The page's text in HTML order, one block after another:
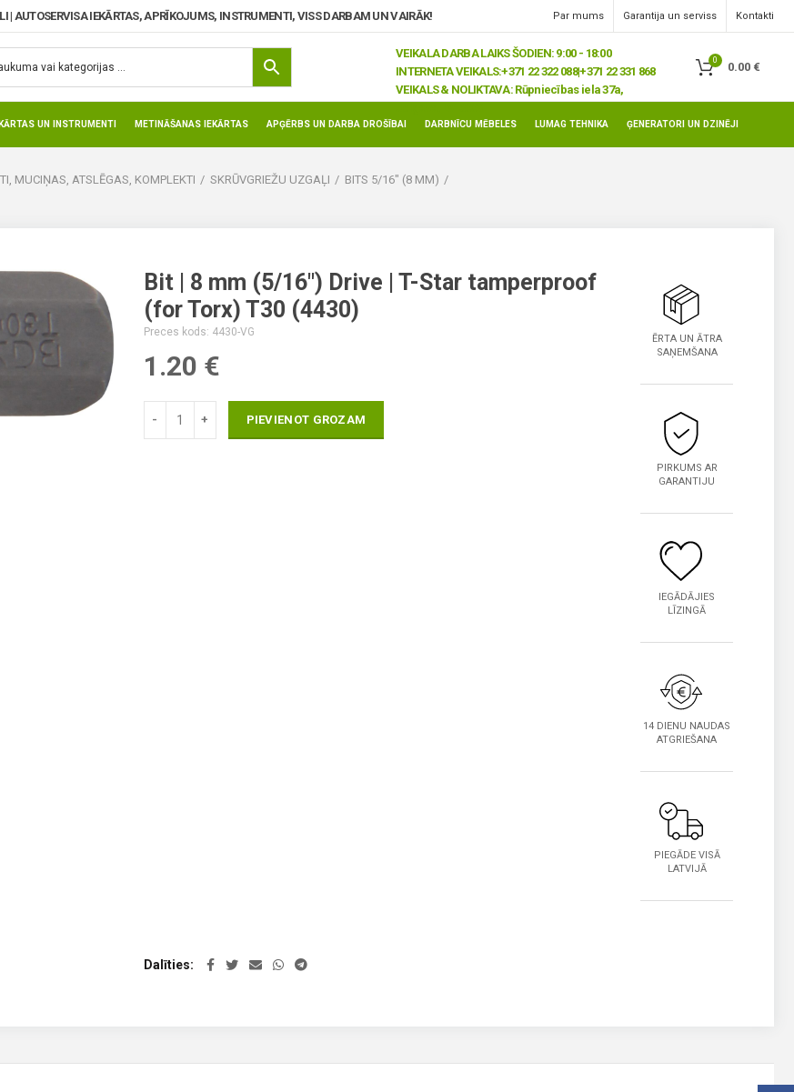
| AUTOSERVISA IEKĀRTAS, APRĪKOJUMS, INSTRUMENTI, VISS DARBAM UN VAIRĀK! Par mums Garantija un serviss Kontakti
VEIKALA DARBA LAIKS ŠODIEN: 9:00 - 18:00
INTERNETA VEIKALS:+371 22 322 088|+371 22 331 868
VEIKALS & NOLIKTAVA: Rūpniecības iela 37a,
0
0.00 €
UN INSTRUMENTI METINĀŠANAS IEKĀRTAS APĢĒRBS UN DARBA DROŠĪBAI DARBNĪCU MĒBELES LUMAG TEHNIKA ĢENERATORI UN DZINĒJI
MUCIŅAS, ATSLĒGAS, KOMPLEKTI SKRŪVGRIEŽU UZGAĻI
BITS 5/16" (8 MM)
Bit | 8 mm (5/16″) Drive | T-Star tamperproof
(for Torx) T30 (4430)
Preces kods: 4430-VG
1.20 €
PIEVIENOT GROZAM
Dalīties
ĒRTA UN ĀTRA
SAŅEMŠANA
PIRKUMS AR
GARANTIJU
IEGĀDĀJIES
LĪZINGĀ
14 DIENU NAUDAS
ATGRIEŠANA
PIEGĀDE VISĀ
LATVIJĀ